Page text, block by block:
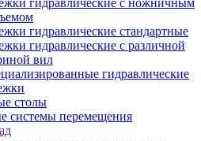
гидравлические с ножничным
гидравлические стандартные
гидравлические с различной
вил
гидравлические
столы
системы перемещения